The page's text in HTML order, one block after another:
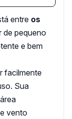
entre os
de pequeno
e bem
facilmente
Sua
vento